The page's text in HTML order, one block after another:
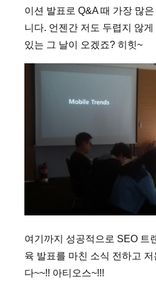
이션 발표로 Q&A 때 가장 많
니다. 언젠간 저도 두렵지 않
있는 그 날이 오겠죠? 히힛~
여기까지 성공적으로 SEO 트
육 발표를 마친 소식 전하고
다~~!! 아티오스~!!!